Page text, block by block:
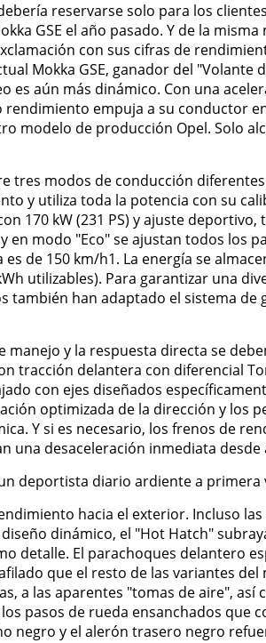
reservarse solo para los
GSE el año pasado. Y de la misma
con sus cifras de
Mokka GSE, ganador del "Volante
es aún más dinámico. Con una
rendimiento empuja a su conductor
modelo de producción Opel. Solo
tres modos de conducción
y utiliza toda la potencia con su
170 kW (231 PS) y ajuste deportivo,
en modo "Eco" se ajustan todos los
de 150 km/h1. La energía se
utilizables). Para garantizar una
también han adaptado el sistema de
y la respuesta directa se
tracción delantera con diferencial
con ejes diseñados
optimizada de la dirección y los
Y si es necesario, los frenos de
una desaceleración inmediata desde
deportista diario ardiente a primera
hacia el exterior. Incluso
dinámico, el "Hot Hatch"
detalle. El parachoques delantero
que el resto de las variantes del
a las aparentes "tomas de aire", así
pasos de rueda ensanchados que
negro y el alerón trasero negro